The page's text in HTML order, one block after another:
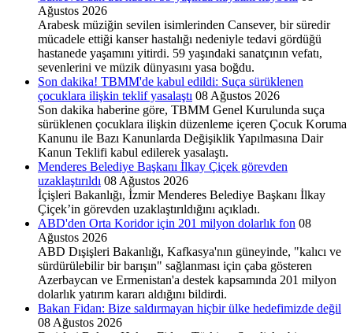
Ağustos 2026
Arabesk müziğin sevilen isimlerinden Cansever, bir süredir
mücadele ettiği kanser hastalığı nedeniyle tedavi gördüğü
hastanede yaşamını yitirdi. 59 yaşındaki sanatçının vefatı,
sevenlerini ve müzik dünyasını yasa boğdu.
Son dakika! TBMM'de kabul edildi: Suça sürüklenen
çocuklara ilişkin teklif yasalaştı 08 Ağustos 2026
Son dakika haberine göre, TBMM Genel Kurulunda suça
sürüklenen çocuklara ilişkin düzenleme içeren Çocuk Koruma
Kanunu ile Bazı Kanunlarda Değişiklik Yapılmasına Dair
Kanun Teklifi kabul edilerek yasalaştı.
Menderes Belediye Başkanı İlkay Çiçek görevden
uzaklaştırıldı 08 Ağustos 2026
İçişleri Bakanlığı, İzmir Menderes Belediye Başkanı İlkay
Çiçek’in görevden uzaklaştırıldığını açıkladı.
ABD'den Orta Koridor için 201 milyon dolarlık fon 08
Ağustos 2026
ABD Dışişleri Bakanlığı, Kafkasya'nın güneyinde, "kalıcı ve
sürdürülebilir bir barışın" sağlanması için çaba gösteren
Azerbaycan ve Ermenistan'a destek kapsamında 201 milyon
dolarlık yatırım kararı aldığını bildirdi.
Bakan Fidan: Bize saldırmayan hiçbir ülke hedefimizde değil
08 Ağustos 2026